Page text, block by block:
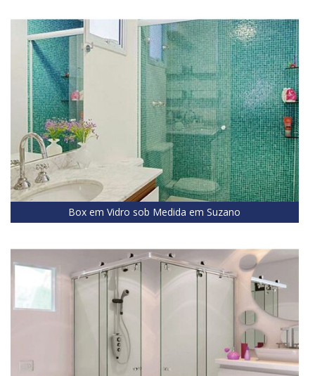
Box em Vidro sob Medida em Suzano